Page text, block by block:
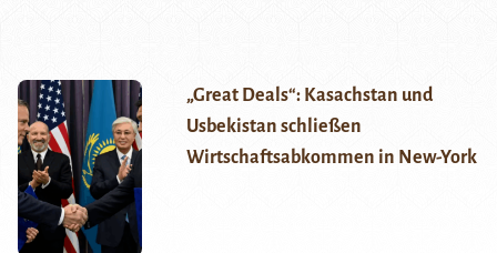
„Great Deals“: Kasachstan und
Usbekistan schließen
Wirtschaftsabkommen in New-York